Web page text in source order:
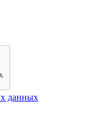
данных